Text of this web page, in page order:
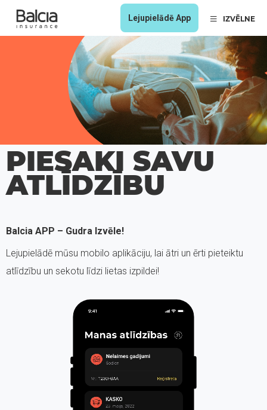
Lejupielādē App IZVĒLNE
PIESAKI SAVU
ATLĪDZĪBU
Balcia APP – Gudra Izvēle!
Lejupielādē mūsu mobilo aplikāciju, lai ātri un ērti pieteiktu
atlīdzību un sekotu līdzi lietas izpildei!